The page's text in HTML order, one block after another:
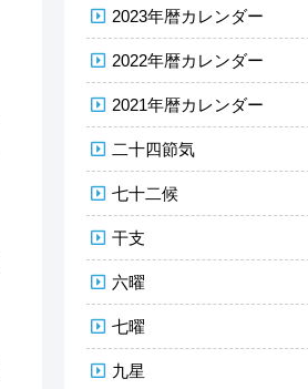
2023年暦カレンダー
2022年暦カレンダー
2021年暦カレンダー
二十四節気
七十二候
干支
六曜
七曜
九星